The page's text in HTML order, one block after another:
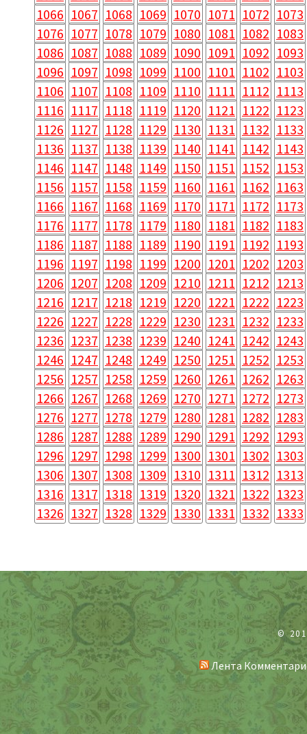
1066 1067 1068 1069 1070 1071 1072 1073
1076 1077 1078 1079 1080 1081 1082 1083
1086 1087 1088 1089 1090 1091 1092 1093
1096 1097 1098 1099 1100 1101 1102 1103
1106 1107 1108 1109 1110 1111 1112 1113
1116 1117 1118 1119 1120 1121 1122 1123
1126 1127 1128 1129 1130 1131 1132 1133
1136 1137 1138 1139 1140 1141 1142 1143
1146 1147 1148 1149 1150 1151 1152 1153
1156 1157 1158 1159 1160 1161 1162 1163
1166 1167 1168 1169 1170 1171 1172 1173
1176 1177 1178 1179 1180 1181 1182 1183
1186 1187 1188 1189 1190 1191 1192 1193
1196 1197 1198 1199 1200 1201 1202 1203
1206 1207 1208 1209 1210 1211 1212 1213
1216 1217 1218 1219 1220 1221 1222 1223
1226 1227 1228 1229 1230 1231 1232 1233
1236 1237 1238 1239 1240 1241 1242 1243
1246 1247 1248 1249 1250 1251 1252 1253
1256 1257 1258 1259 1260 1261 1262 1263
1266 1267 1268 1269 1270 1271 1272 1273
1276 1277 1278 1279 1280 1281 1282 1283
1286 1287 1288 1289 1290 1291 1292 1293
1296 1297 1298 1299 1300 1301 1302 1303
1306 1307 1308 1309 1310 1311 1312 1313
1316 1317 1318 1319 1320 1321 1322 1323
1326 1327 1328 1329 1330 1331 1332 1333
©
Лента